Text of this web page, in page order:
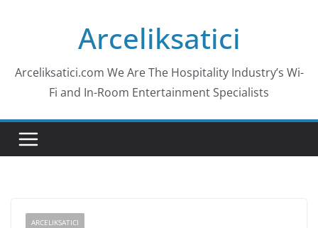
Arceliksatici
Arceliksatici.com We Are The Hospitality Industry’s Wi-
Fi and In-Room Entertainment Specialists
ARCELIKSATICI